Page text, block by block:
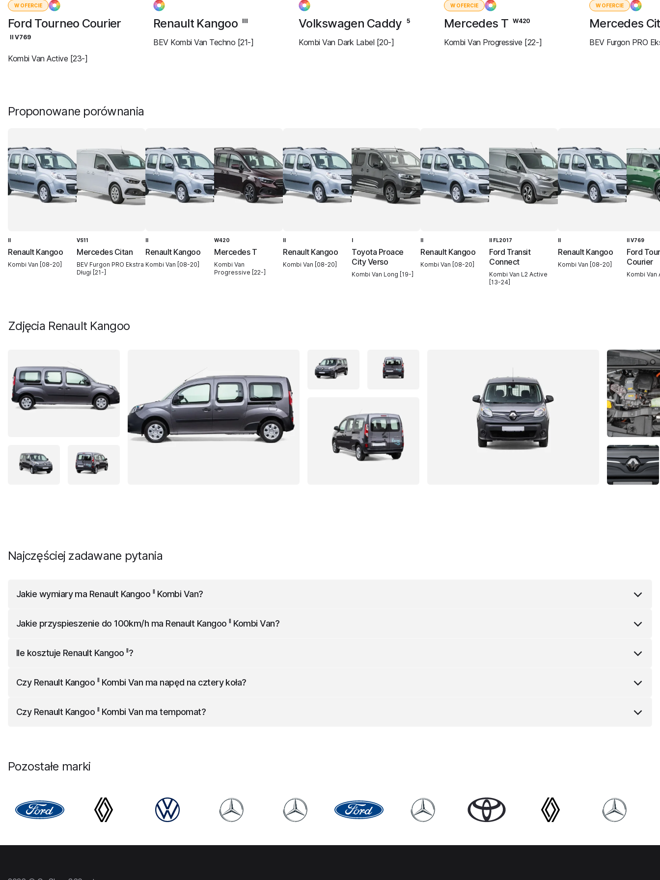
W OFERCIE
Ford Tourneo Courier
II V769
Kombi Van Active [23-]
Renault Kangoo III
BEV Kombi Van Techno [21-]
Volkswagen Caddy 5
Kombi Van Dark Label [20-]
W OFERCIE
Mercedes T W420
Kombi Van Progressive [22-]
W OFERCIE
Mercedes
BEV Furgon PRO
Proponowane porównania
II
Renault Kangoo
Kombi Van [08-20]
VS11
Mercedes Citan
BEV Furgon PRO Ekstra
Długi [21-]
II
Renault Kangoo
Kombi Van [08-20]
W420
Mercedes T
Kombi Van
Progressive [22-]
II
Renault Kangoo
Kombi Van [08-20]
I
Toyota Proace
City Verso
Kombi Van Long [19-]
II
Renault Kangoo
Kombi Van [08-20]
II FL2017
Ford Transit
Connect
Kombi Van L2 Active
[13-24]
II
Renault Kangoo
Kombi Van [08-20]
II V769
Ford
Courier
Kombi
Zdjęcia Renault Kangoo
Najczęściej zadawane pytania
Jakie wymiary ma Renault Kangoo II Kombi Van?
Jakie przyspieszenie do 100km/h ma Renault KangooII Kombi Van?
Ile kosztuje Renault Kangoo II?
Czy Renault Kangoo II Kombi Van ma napęd na cztery koła?
Czy Renault Kangoo II Kombi Van ma tempomat?
Pozostałe marki